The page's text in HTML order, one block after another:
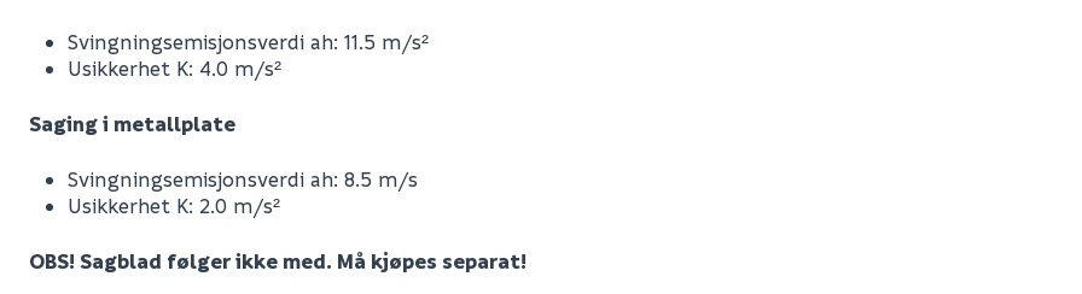
Svingningsemisjonsverdi ah: 11.5 m/s²
Usikkerhet K: 4.0 m/s²
Saging i metallplate
Svingningsemisjonsverdi ah: 8.5 m/s
Usikkerhet K: 2.0 m/s²
OBS! Sagblad følger ikke med. Må kjøpes separat!
Leverandørens varenummer
Nobb No
Volum 14.808